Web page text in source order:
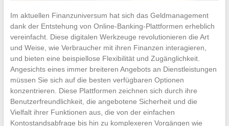
Im aktuellen Finanzuniversum hat sich das Geldmanagement
dank der Entstehung von Online-Banking-Plattformen erheblich
vereinfacht. Diese digitalen Werkzeuge revolutionieren die Art
und Weise, wie Verbraucher mit ihren Finanzen interagieren,
und bieten eine beispiellose Flexibilität und Zugänglichkeit.
Angesichts eines immer breiteren Angebots an Dienstleistungen
müssen Sie sich auf die besten verfügbaren Optionen
konzentrieren. Diese Plattformen zeichnen sich durch ihre
Benutzerfreundlichkeit, die angebotene Sicherheit und die
Vielfalt ihrer Funktionen aus, die von der einfachen
Kontostandsabfrage bis hin zu komplexeren Vorgängen wie